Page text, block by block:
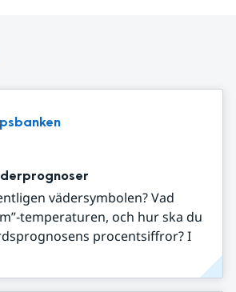
vädersymbolen? Vad
temperaturen, och hur ska du
procentsiffror? I